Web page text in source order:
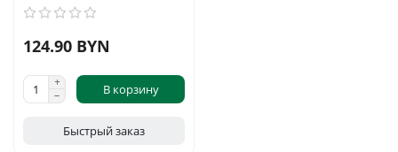
124.90 BYN
В корзину
Быстрый заказ